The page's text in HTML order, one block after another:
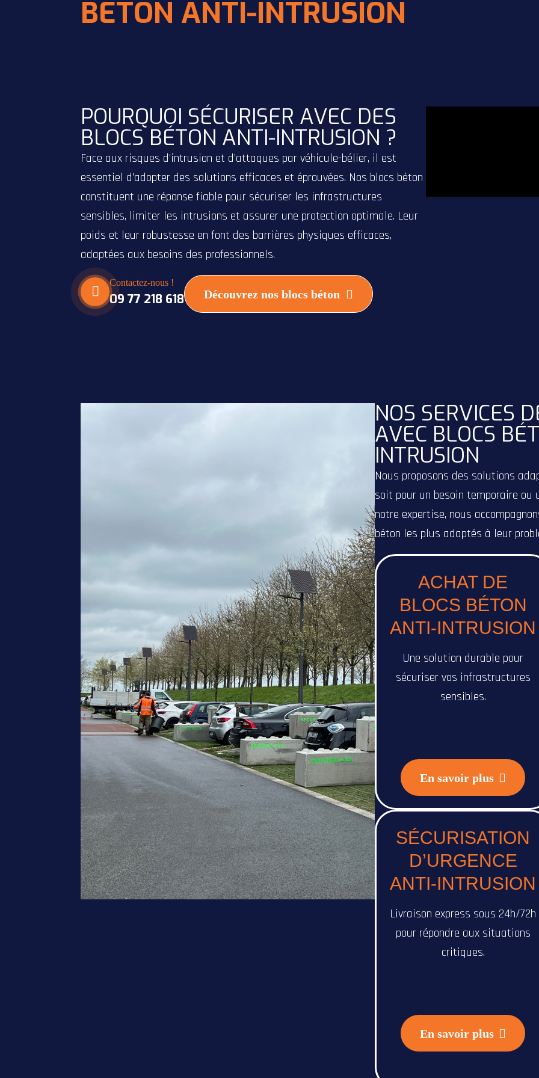
adaptées à vos besoins spécifiques, avec un
expert.
BÉTON ANTI-INTRUSION
POURQUOI SÉCURISER AVEC DES
BLOCS BÉTON ANTI-INTRUSION ?
Face aux risques d’intrusion et d’attaques par véhicule-bélier, il est
essentiel d’adopter des solutions efficaces et éprouvées. Nos blocs béton
constituent une réponse fiable pour sécuriser les infrastructures
sensibles, limiter les intrusions et assurer une protection optimale. Leur
poids et leur robustesse en font des barrières physiques efficaces,
adaptées aux besoins des professionnels.
Découvrez nos blocs béton
Contactez-nous !
09 77 218 618
NOS SERVICES
AVEC BLOCS
INTRUSION
Nous proposons des solutions
soit pour un besoin temporaire ou
notre expertise, nous
béton les plus adaptés à leur
ACHAT DE
BLOCS BÉTON
ANTI-INTRUSION
Une solution durable pour
sécuriser vos infrastructures
sensibles.
En savoir plus
SÉCURISATION
D’URGENCE
ANTI-INTRUSION
Livraison express sous 24h/72h
pour répondre aux situations
critiques.
En savoir plus